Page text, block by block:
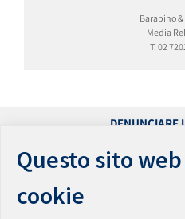
Barabino
Media
T. 02
DENUNCIARE
Questo sito
cookie